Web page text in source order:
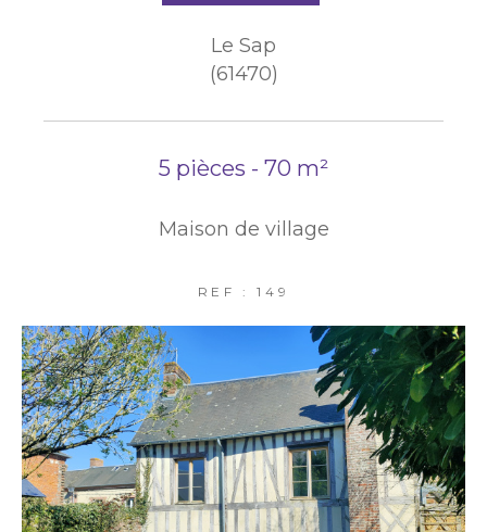
Le Sap
(61470)
5 pièces - 70 m²
Maison de village
REF : 149